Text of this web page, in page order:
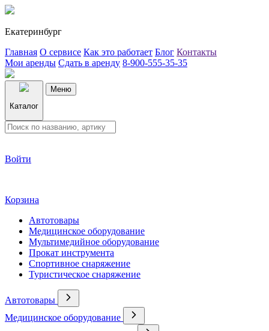
Екатеринбург
Главная О сервисе Как это работает Блог Контакты
Мои аренды Сдать в аренду 8-900-555-35-35
Каталог
Меню
Войти
Корзина
Автотовары
Медицинское оборудование
Мультимедийное оборудование
Прокат инструмента
Спортивное снаряжение
Туристическое снаряжение
Автотовары
Медицинское оборудование